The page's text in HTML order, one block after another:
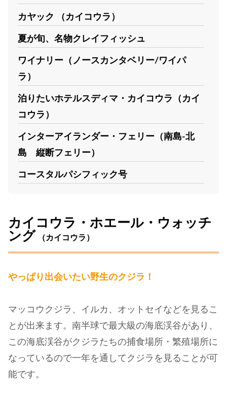
カヤック （カイコウラ）
夏が旬、名物クレイフィッシュ
ワイナリー（ノースカンタベリー/ワイパ
ラ）
泊りたいホテルスディマ・カイコウラ（カイ
コウラ）
インターアイランダー・フェリー（南島-北
島 縦断フェリー）
コースタルパシフィック号
カイコウラ・ホエール・ウォッチ
ング （カイコウラ）
やっぱり出会いたい野生のクジラ！
マッコウクジラ、イルカ、オットセイなどを見るこ
とが出来ます。南半球で最大級の海底渓谷があり、
この海底渓谷がクジラたちの捕食場所・繁殖場所に
なっているので一年を通してクジラを見ることが可
能です。